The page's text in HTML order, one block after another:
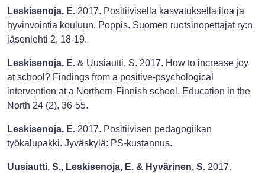
Leskisenoja, E. 2017. Positiivisella kasvatuksella iloa ja
hyvinvointia kouluun. Poppis. Suomen ruotsinopettajat ry:n
jäsenlehti 2, 18-19.
Leskisenoja, E. & Uusiautti, S. 2017. How to increase joy
at school? Findings from a positive-psychological
intervention at a Northern-Finnish school. Education in the
North 24 (2), 36-55.
Leskisenoja, E. 2017. Positiivisen pedagogiikan
työkalupakki. Jyväskylä: PS-kustannus.
Uusiautti, S., Leskisenoja, E. & Hyvärinen, S. 2017.